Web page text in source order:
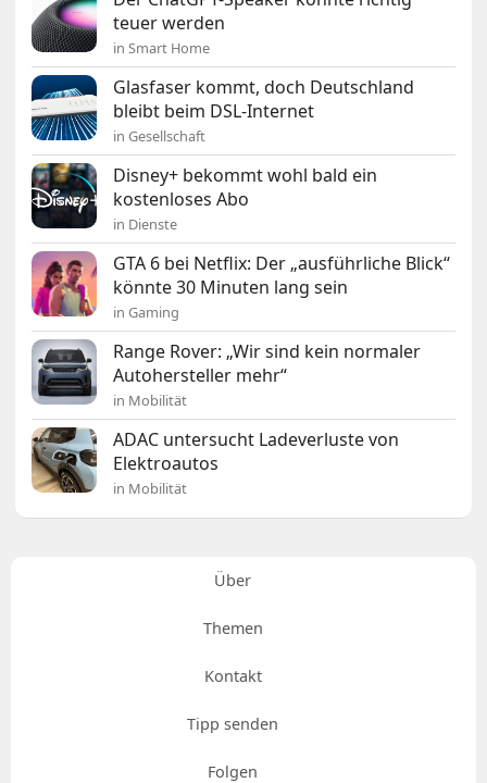
teuer werden
in Smart Home
Glasfaser kommt, doch Deutschland
bleibt beim DSL-Internet
in Gesellschaft
Disney+ bekommt wohl bald ein
kostenloses Abo
in Dienste
GTA 6 bei Netflix: Der „ausführliche Blick“
könnte 30 Minuten lang sein
in Gaming
Range Rover: „Wir sind kein normaler
Autohersteller mehr“
in Mobilität
ADAC untersucht Ladeverluste von
Elektroautos
in Mobilität
Über
Themen
Kontakt
Tipp senden
Folgen